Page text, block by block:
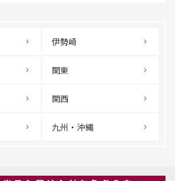
伊勢崎
関東
関西
九州・沖縄